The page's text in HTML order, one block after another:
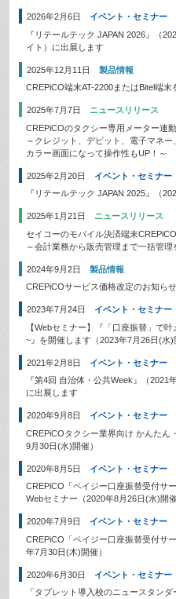
2026年2月6日
イベント・セミナー
『リテールテック JAPAN 2026』（
イト）に出展します
2025年12月11日
製品情報
CREPiCO端末AT-2200またはBitel端
2025年7月7日
ニュースリリース
CREPiCOのタクシー専用メーター連
～クレジット、デビット、電子マネー
カラー画面になって操作性もUP！～
2025年2月20日
イベント・セミナー
『リテールテック JAPAN 2025』（
2025年1月21日
ニュースリリース
セイコーのモバイル決済端末
～会計業務から販売管理まで一括管
2024年9月2日
製品情報
CREPiCOサービス価格改定のお知らせ
2023年7月24日
イベント・セミナー
【Webセミナー】『「口座振替」で
~』を開催します（2023年7月26日(水)
2021年2月8日
イベント・セミナー
『第4回 自治体・公共Week』（2021
に出展します
2020年9月8日
イベント・セミナー
CREPiCOタクシー業界向け かんたん
9月30日(水)開催）
2020年8月5日
イベント・セミナー
CREPiCO「ペイジー口座振替受付サ
Webセミナー（2020年8月26日(水)開催
2020年7月9日
イベント・セミナー
CREPiCO「ペイジー口座振替受付サ
年7月30日(木)開催）
2020年6月30日
イベント・セミナー
「タブレット導入校のニュースタン